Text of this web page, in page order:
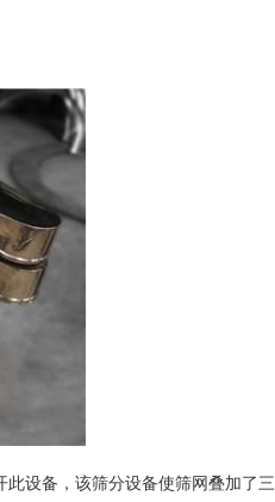
设备，该筛分设备使筛网叠加了三